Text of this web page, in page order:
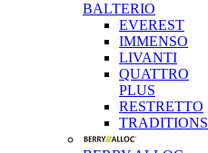
BALTERIO
EVEREST
IMMENSO
LIVANTI
QUATTRO
PLUS
RESTRETTO
TRADITIONS